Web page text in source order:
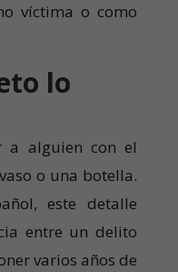
víctima o como
lo
a alguien con el
o una botella.
este detalle
entre un delito
varios años de